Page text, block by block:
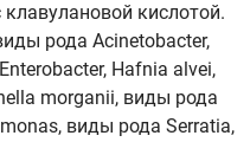
кислотой.
рода Acinetobacter,
Hafnia alvei,
morganii, виды рода
виды рода Serratia,